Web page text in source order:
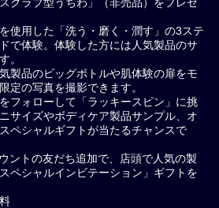
使用した「洗う・磨く・潤す」の3ステ
で体験。体験した方には人気製品のサ
。
製品のビッグボトルや肌体験の扉をモ
定の写真を撮影できます。
フォローして「ラッキースピン」に挑
サイズやボディケア製品サンプル、オ
ペシャルギフトが当たるチャンスで
ントの友だち追加で、店頭で人気の製
ペシャルインビテーション」ギフトを